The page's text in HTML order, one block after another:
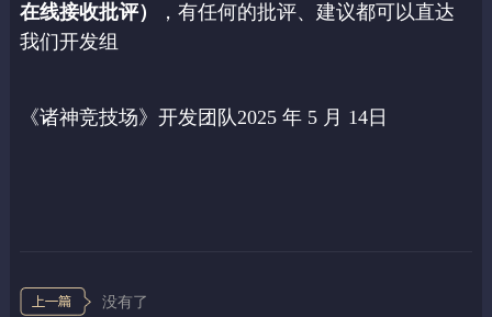
在线接收批评）
，有任何的批评、建议都可以直达
我们开发组
《诸神竞技场》开发团队2025 年 5 月 14日
没有了